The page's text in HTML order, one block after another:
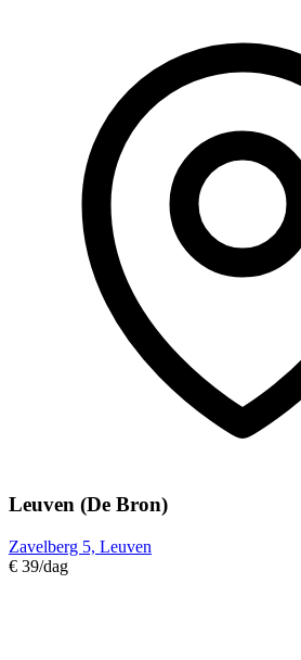
Leuven (De Bron)
Zavelberg 5, Leuven
€ 39/dag